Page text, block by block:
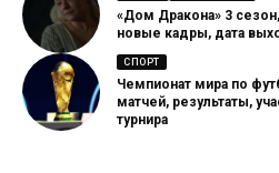
«Дом Дракона» 3
новые кадры, дата
СПОРТ
Чемпионат мира по
матчей, результаты,
турнира